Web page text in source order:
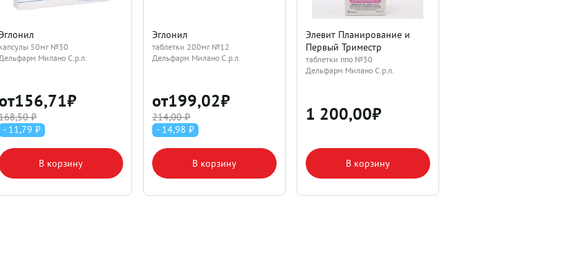
капсулы 50мг №30
Дельфарм Милано С.р.л.
156,71₽
₽
- 11,79 ₽
В корзину
Эглонил
таблетки 200мг №12
Дельфарм Милано С.р.л.
от199,02₽
214,00 ₽
- 14,98 ₽
В корзину
Элевит Планирование и
Первый Триместр
таблетки ппо №30
Дельфарм Милано С.р.л.
1 200,00₽
В корзину